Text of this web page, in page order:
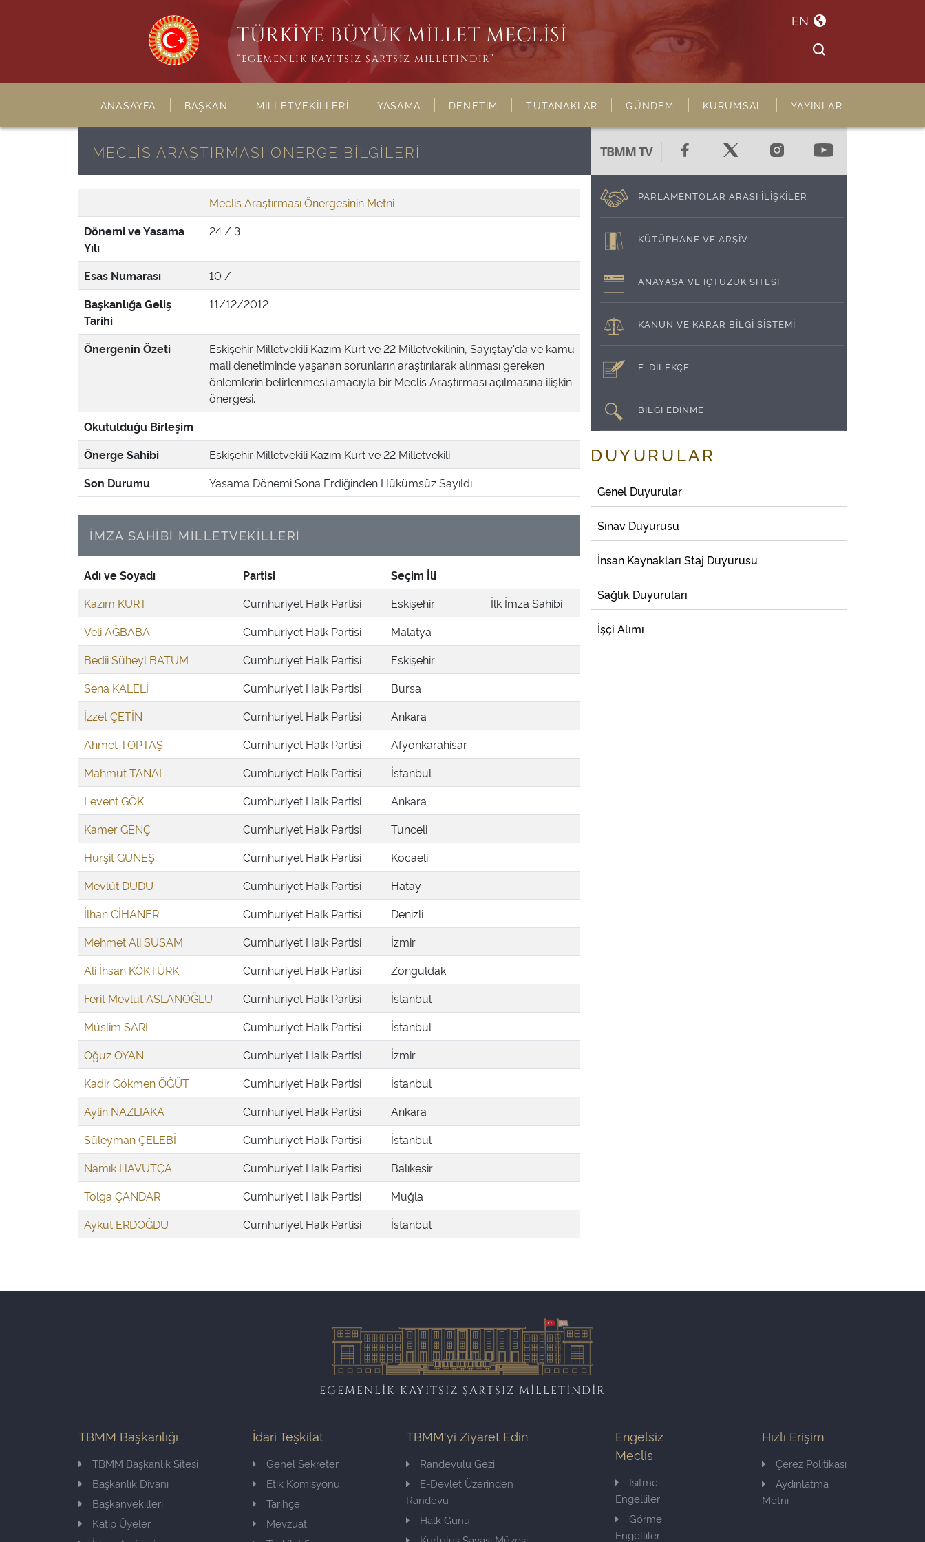
TÜRKİYE BÜYÜK MİLLET MECLİSİ
“EGEMENLİK KAYITSIZ ŞARTSIZ MİLLETİNDİR”
EN
ANASAYFA BAŞKAN MİLLETVEKİLLERİ YASAMA DENETİM TUTANAKLAR GÜNDEM KURUMSAL YAYINLAR
MECLİS ARAŞTIRMASI ÖNERGE BİLGİLERİ
Meclis Araştırması Önergesinin Metni
Dönemi ve Yasama
Yılı
24 / 3
Esas Numarası
10 /
Başkanlığa Geliş
Tarihi
11/12/2012
Önergenin Özeti
Eskişehir Milletvekili Kazım Kurt ve 22 Milletvekilinin, Sayıştay'da ve kamu
mali denetiminde yaşanan sorunların araştırılarak alınması gereken
önlemlerin belirlenmesi amacıyla bir Meclis Araştırması açılmasına ilişkin
önergesi.
Okutulduğu Birleşim
Önerge Sahibi
Eskişehir Milletvekili Kazım Kurt ve 22 Milletvekili
Son Durumu
Yasama Dönemi Sona Erdiğinden Hükümsüz Sayıldı
İMZA SAHİBİ MİLLETVEKİLLERİ
Adı ve Soyadı Partisi
Seçim İli
Kazım KURT
Cumhuriyet Halk Partisi Eskişehir
İlk İmza Sahibi
Veli AĞBABA
Cumhuriyet Halk Partisi
Malatya
Bedii Süheyl BATUM
Cumhuriyet Halk Partisi
Eskişehir
Sena KALELİ
Cumhuriyet Halk Partisi
Bursa
İzzet ÇETİN
Cumhuriyet Halk Partisi
Ankara
Ahmet TOPTAŞ
Cumhuriyet Halk Partisi
Afyonkarahisar
Mahmut TANAL
Cumhuriyet Halk Partisi
İstanbul
Levent GÖK
Cumhuriyet Halk Partisi
Ankara
Kamer GENÇ
Cumhuriyet Halk Partisi
Tunceli
Hurşit GÜNEŞ
Cumhuriyet Halk Partisi
Kocaeli
Mevlüt DUDU
Cumhuriyet Halk Partisi
Hatay
İlhan CİHANER
Cumhuriyet Halk Partisi
Denizli
Mehmet Ali SUSAM
Cumhuriyet Halk Partisi
İzmir
Ali İhsan KÖKTÜRK
Cumhuriyet Halk Partisi
Zonguldak
Ferit Mevlüt ASLANOĞLU
Cumhuriyet Halk Partisi
İstanbul
Müslim SARI
Cumhuriyet Halk Partisi
İstanbul
Oğuz OYAN
Cumhuriyet Halk Partisi
İzmir
Kadir Gökmen ÖĞÜT
Cumhuriyet Halk Partisi
İstanbul
Aylin NAZLIAKA
Cumhuriyet Halk Partisi
Ankara
Süleyman ÇELEBİ
Cumhuriyet Halk Partisi
İstanbul
Namık HAVUTÇA
Cumhuriyet Halk Partisi
Balıkesir
Tolga ÇANDAR
Cumhuriyet Halk Partisi
Muğla
Aykut ERDOĞDU
Cumhuriyet Halk Partisi İstanbul
TBMM TV
PARLAMENTOLAR ARASI İLİŞKİLER
KÜTÜPHANE VE ARŞİV
ANAYASA VE İÇTÜZÜK SİTESİ
KANUN VE KARAR BİLGİ SİSTEMİ
E-DİLEKÇE
BİLGİ EDİNME
DUYURULAR
Genel Duyurular
Sınav Duyurusu
İnsan Kaynakları Staj Duyurusu
Sağlık Duyuruları
İşçi Alımı
EGEMENLİK KAYITSIZ ŞARTSIZ MİLLETİNDİR
TBMM Başkanlığı
TBMM Başkanlık Sitesi
Başkanlık Divanı
Başkanvekilleri
Katip Üyeler
İdari Teşkilat
Genel Sekreter
Etik Komisyonu
Tarihçe
Mevzuat
TBMM'yi Ziyaret Edin
Randevulu Gezi
E-Devlet Üzerinden
Randevu
Halk Günü
Engelsiz
Meclis
İşitme
Engelliler
Görme
Engelliler
Hızlı Erişim
Çerez Politikası
Aydınlatma
Metni